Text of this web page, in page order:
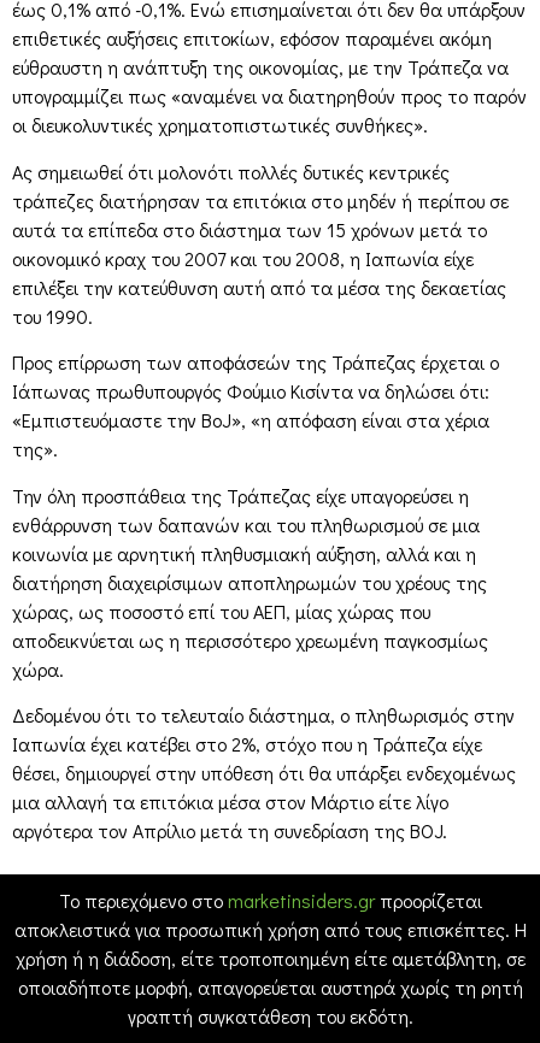
έως 0,1% από -0,1%. Ενώ επισημαίνεται ότι δεν θα υπάρξουν
επιθετικές αυξήσεις επιτοκίων, εφόσον παραμένει ακόμη
εύθραυστη η ανάπτυξη της οικονομίας, με την Τράπεζα να
υπογραμμίζει πως «αναμένει να διατηρηθούν προς το παρόν
οι διευκολυντικές χρηματοπιστωτικές συνθήκες».
Ας σημειωθεί ότι μολονότι πολλές δυτικές κεντρικές
τράπεζες διατήρησαν τα επιτόκια στο μηδέν ή περίπου σε
αυτά τα επίπεδα στο διάστημα των 15 χρόνων μετά το
οικονομικό κραχ του 2007 και του 2008, η Ιαπωνία είχε
επιλέξει την κατεύθυνση αυτή από τα μέσα της δεκαετίας
του 1990.
Προς επίρρωση των αποφάσεών της Τράπεζας έρχεται ο
Ιάπωνας πρωθυπουργός Φούμιο Κισίντα να δηλώσει ότι:
«Εμπιστευόμαστε την BoJ», «η απόφαση είναι στα χέρια
της».
Την όλη προσπάθεια της Τράπεζας είχε υπαγορεύσει η
ενθάρρυνση των δαπανών και του πληθωρισμού σε μια
κοινωνία με αρνητική πληθυσμιακή αύξηση, αλλά και η
διατήρηση διαχειρίσιμων αποπληρωμών του χρέους της
χώρας, ως ποσοστό επί του ΑΕΠ, μίας χώρας που
αποδεικνύεται ως η περισσότερο χρεωμένη παγκοσμίως
χώρα.
Δεδομένου ότι το τελευταίο διάστημα, ο πληθωρισμός στην
Ιαπωνία έχει κατέβει στο 2%, στόχο που η Τράπεζα είχε
θέσει, δημιουργεί στην υπόθεση ότι θα υπάρξει ενδεχομένως
μια αλλαγή τα επιτόκια μέσα στον Μάρτιο είτε λίγο
αργότερα τον Απρίλιο μετά τη συνεδρίαση της BOJ.
Το περιεχόμενο στοmarketinsiders.grπροορίζεται
αποκλειστικά για προσωπική χρήση από τους επισκέπτες. Η
χρήση ή η διάδοση, είτε τροποποιημένη είτε αμετάβλητη, σε
οποιαδήποτε μορφή, απαγορεύεται αυστηρά χωρίς τη ρητή
γραπτή συγκατάθεση του εκδότη.